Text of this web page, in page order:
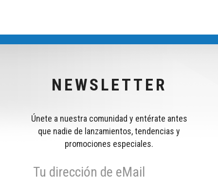
NEWSLETTER
Únete a nuestra comunidad y entérate antes
que nadie de lanzamientos, tendencias y
promociones especiales.